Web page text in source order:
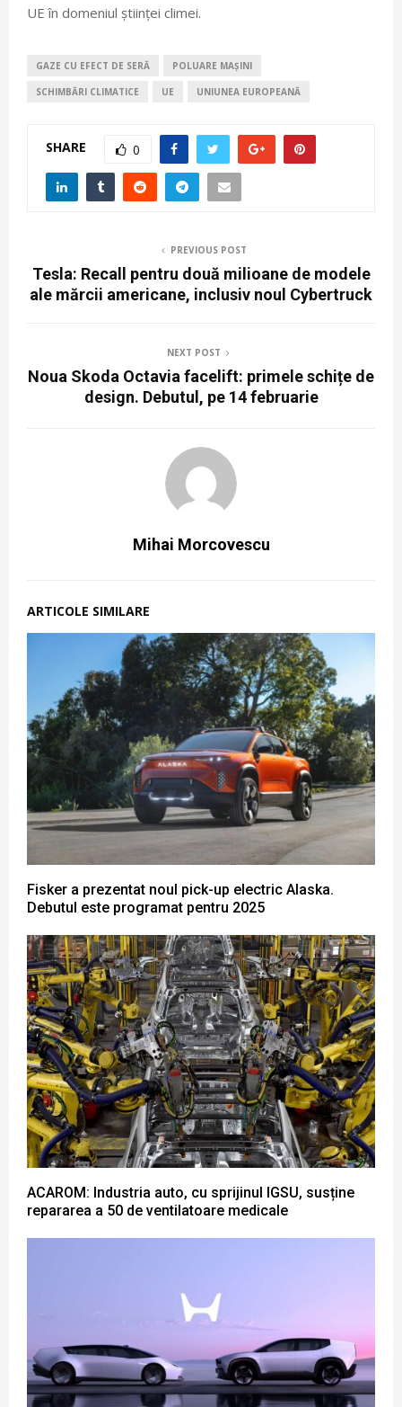
UE în domeniul științei climei.
GAZE CU EFECT DE SERĂ POLUARE MAȘINI
SCHIMBĂRI CLIMATICE UE UNIUNEA EUROPEANĂ
SHARE 0
PREVIOUS POST
Tesla: Recall pentru două milioane de modele
ale mărcii americane, inclusiv noul Cybertruck
NEXT POST
Noua Skoda Octavia facelift: primele schițe de
design. Debutul, pe 14 februarie
Mihai Morcovescu
ARTICOLE SIMILARE
Fisker a prezentat noul pick-up electric Alaska.
Debutul este programat pentru 2025
ACAROM: Industria auto, cu sprijinul IGSU, susține
repararea a 50 de ventilatoare medicale